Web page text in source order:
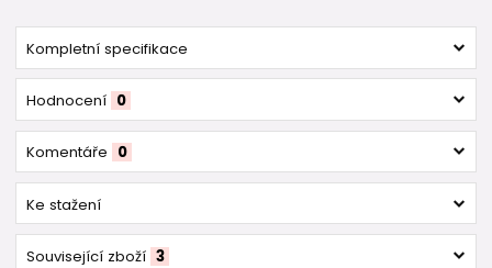
Kompletní specifikace
Hodnocení 0
Komentáře 0
Ke stažení
Související zboží 3